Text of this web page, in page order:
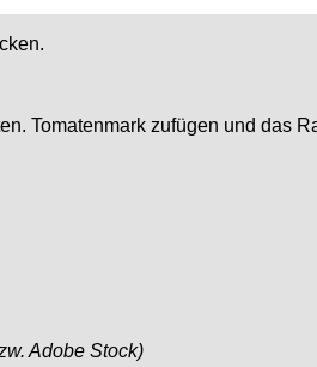
Tomatenmark zufügen und das
Adobe Stock)